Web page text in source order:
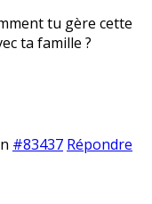
tu gère cette
ta famille ?
#83437 Répondre